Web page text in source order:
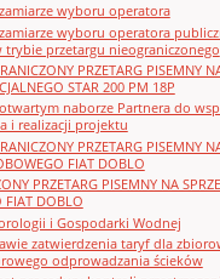
wyboru operatora
wyboru operatora
trybie przetargu nieograniczonego
PRZETARG PISEMNY
STAR 200 PM 18P
naborze Partnera do
i realizacji projektu
PRZETARG PISEMNY
FIAT DOBLO
PRZETARG PISEMNY NA
FIAT DOBLO
i Gospodarki Wodnej
zatwierdzenia taryf dla
odprowadzania ścieków